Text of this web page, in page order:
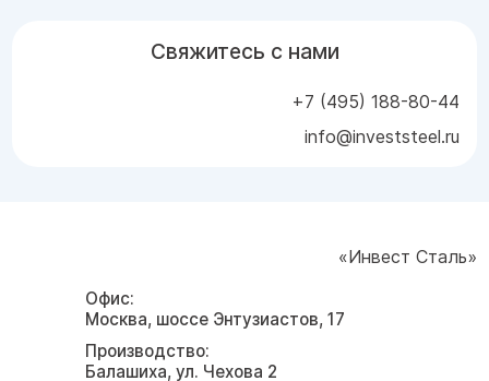
Свяжитесь с нами
+7 (495) 188-80-44
info@investsteel.ru
«Инвест Сталь»
Офис:
Москва, шоссе Энтузиастов, 17
Производство:
Балашиха, ул. Чехова 2